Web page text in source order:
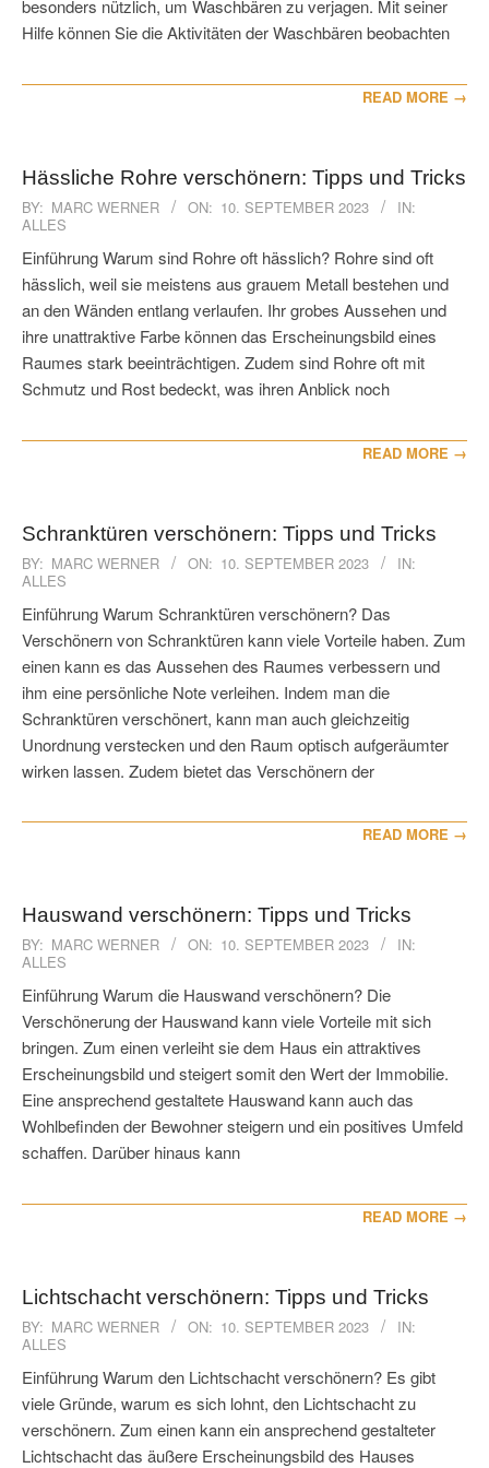
besonders nützlich, um Waschbären zu verjagen. Mit seiner
Hilfe können Sie die Aktivitäten der Waschbären beobachten
READ MORE →
Hässliche Rohre verschönern: Tipps und Tricks
2023-
09-
10
BY: MARC WERNER ON: 10. SEPTEMBER 2023
IN:
ALLES
Einführung Warum sind Rohre oft hässlich? Rohre sind oft
hässlich, weil sie meistens aus grauem Metall bestehen und
an den Wänden entlang verlaufen. Ihr grobes Aussehen und
ihre unattraktive Farbe können das Erscheinungsbild eines
Raumes stark beeinträchtigen. Zudem sind Rohre oft mit
Schmutz und Rost bedeckt, was ihren Anblick noch
READ MORE →
Schranktüren verschönern: Tipps und Tricks
2023-
09-
10
BY: MARC WERNER ON: 10. SEPTEMBER 2023
IN:
ALLES
Einführung Warum Schranktüren verschönern? Das
Verschönern von Schranktüren kann viele Vorteile haben. Zum
einen kann es das Aussehen des Raumes verbessern und
ihm eine persönliche Note verleihen. Indem man die
Schranktüren verschönert, kann man auch gleichzeitig
Unordnung verstecken und den Raum optisch aufgeräumter
wirken lassen. Zudem bietet das Verschönern der
READ MORE →
Hauswand verschönern: Tipps und Tricks
2023-
09-
10
BY: MARC WERNER ON: 10. SEPTEMBER 2023
IN:
ALLES
Einführung Warum die Hauswand verschönern? Die
Verschönerung der Hauswand kann viele Vorteile mit sich
bringen. Zum einen verleiht sie dem Haus ein attraktives
Erscheinungsbild und steigert somit den Wert der Immobilie.
Eine ansprechend gestaltete Hauswand kann auch das
Wohlbefinden der Bewohner steigern und ein positives Umfeld
schaffen. Darüber hinaus kann
READ MORE →
Lichtschacht verschönern: Tipps und Tricks
2023-
09-
10
BY: MARC WERNER ON: 10. SEPTEMBER 2023
IN:
ALLES
Einführung Warum den Lichtschacht verschönern? Es gibt
viele Gründe, warum es sich lohnt, den Lichtschacht zu
verschönern. Zum einen kann ein ansprechend gestalteter
Lichtschacht das äußere Erscheinungsbild des Hauses